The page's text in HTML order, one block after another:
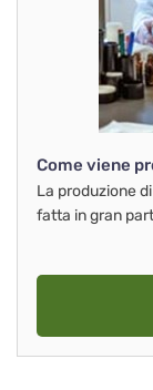
Come viene
La produzione
fatta in gran